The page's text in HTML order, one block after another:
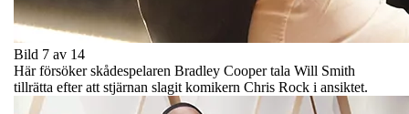
Bild 7 av 14
Här försöker skådespelaren Bradley Cooper tala Will Smith
tillrätta efter att stjärnan slagit komikern Chris Rock i ansiktet.